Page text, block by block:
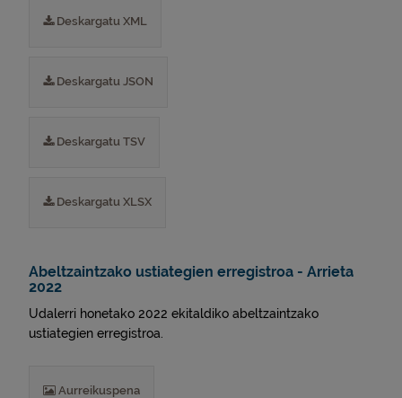
Deskargatu XML
Deskargatu JSON
Deskargatu TSV
Deskargatu XLSX
Abeltzaintzako ustiategien erregistroa - Arrieta
2022
Udalerri honetako 2022 ekitaldiko abeltzaintzako
ustiategien erregistroa.
Aurreikuspena